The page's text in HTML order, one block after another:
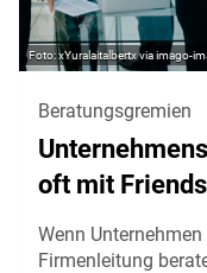
xYuralaitalbertx via imago-
Beratungsgremien
oft mit
Wenn
Firmenleitung